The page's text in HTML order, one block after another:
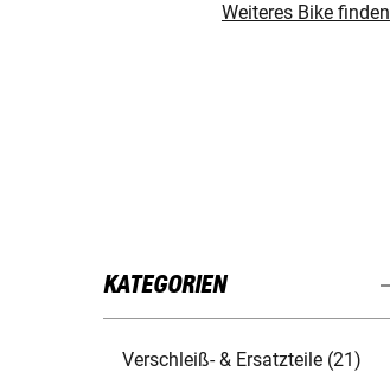
Weiteres Bike finden
KATEGORIEN
Verschleiß- & Ersatzteile (21)